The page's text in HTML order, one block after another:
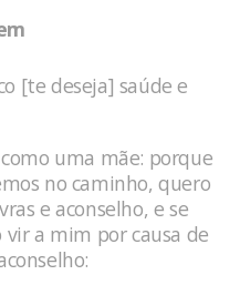
[te deseja] saúde e
uma mãe: porque
no caminho, quero
e aconselho, e se
a mim por causa de